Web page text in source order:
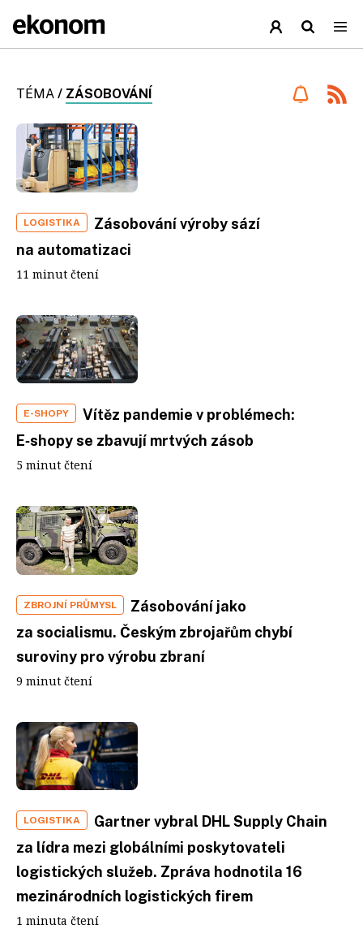
TÉMA / ZÁSOBOVÁNÍ
LOGISTIKA
Zásobování výroby sází
na automatizaci
11 minut čtení
E-SHOPY
Vítěz pandemie v problémech:
E‑shopy se zbavují mrtvých zásob
5 minut čtení
ZBROJNÍ PRŮMYSL
Zásobování jako
za socialismu. Českým zbrojařům chybí
suroviny pro výrobu zbraní
9 minut čtení
LOGISTIKA
Gartner vybral DHL Supply Chain
za lídra mezi globálními poskytovateli
logistických služeb. Zpráva hodnotila 16
mezinárodních logistických firem
1 minuta čtení